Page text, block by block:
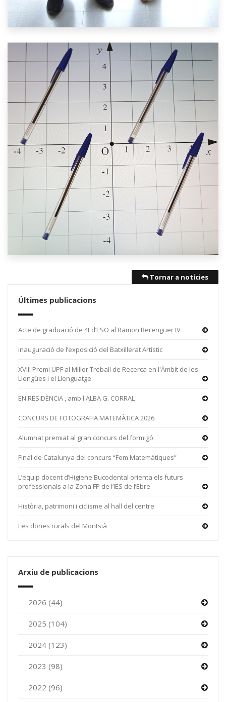
Tornar a notícies
Últimes publicacions
Acte de graduació de 4t d’ESO al Ramon Berenguer IV
inauguració de l’exposició del Batxillerat Artístic
XVIII Premi UPF al Millor Treball de Recerca en l'Àmbit de les
Llengües i el Llenguatge
EN RESiDÈNCiA , amb l'ALBA G. CORRAL
CONCURS DE FOTOGRAFIA MATEMÀTICA 2026
Alumnat premiat al gran concurs del formigó
Final de Catalunya del concurs “Fem Matemàtiques”
L’equip docent d’Higiene Bucodental orienta els futurs
professionals a la Zona FP de l’IES de l’Ebre
Història, patrimoni i ciclisme al hall del centre
Les dones rurals del Montsià
Arxiu de publicacions
2026 (44)
2025 (104)
2024 (123)
2023 (98)
2022 (96)